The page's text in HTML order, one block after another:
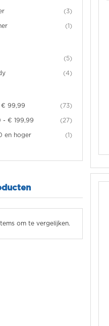
3item
1 item
5item
4item
€ 99,99 73item
- € 199,99 27item
en hoger 1 item
om te vergelijken.